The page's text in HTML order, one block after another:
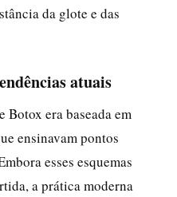
da glote e das
atuais
Botox era baseada em
ensinavam pontos
esses esquemas
a prática moderna